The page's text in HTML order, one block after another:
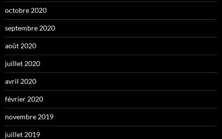
octobre 2020
septembre 2020
août 2020
juillet 2020
avril 2020
février 2020
novembre 2019
juillet 2019